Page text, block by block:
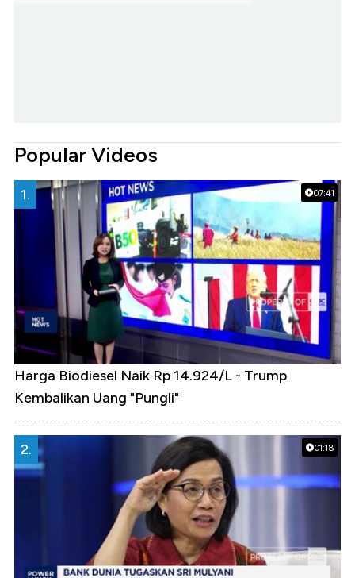
Popular Videos
07:41
1.
Harga Biodiesel Naik Rp 14.924/L - Trump
Kembalikan Uang "Pungli"
01:18
2.